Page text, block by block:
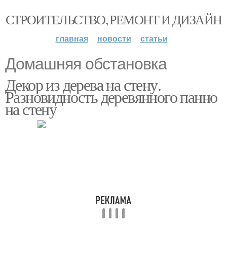
СТРОИТЕЛЬСТВО, РЕМОНТ И ДИЗАЙН
главная новости статьи
Домашняя обстановка
Декор из дерева на стену.
Разновидность деревянного панно
на стену